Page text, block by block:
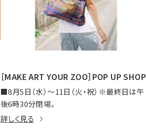
［MAKE ART YOUR ZOO］POP UP SHOP
■8月5日（水）～11日（火・祝）※最終日は午
後6時30分閉場。
詳しく見る